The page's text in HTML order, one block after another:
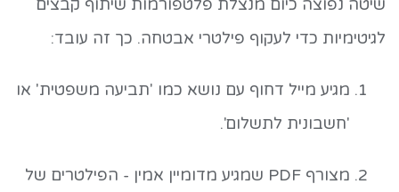
שיטה נפוצה כיום מנצלת פלטפורמות שיתוף קבצים
לגיטימיות כדי לעקוף פילטרי אבטחה. כך זה עובד:
מגיע מייל דחוף עם נושא כמו 'תביעה משפטית' או
'חשבונית לתשלום'.
מצורף PDF שמגיע מדומיין אמין - הפילטרים של